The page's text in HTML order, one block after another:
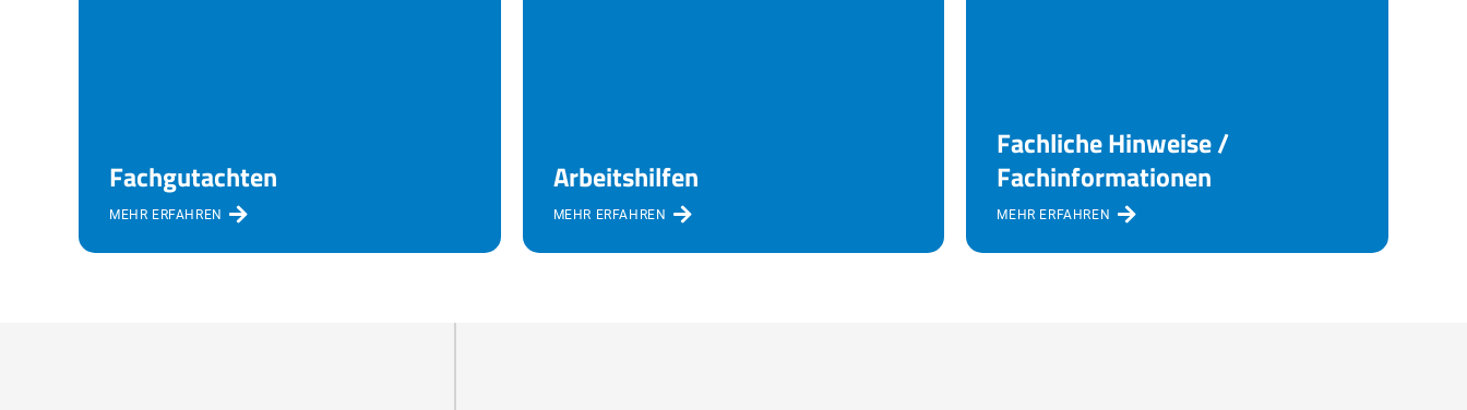
Fachgutachten
MEHR ERFAHREN
Arbeitshilfen
MEHR ERFAHREN
Fachliche Hinweise /
Fachinformationen
MEHR ERFAHREN